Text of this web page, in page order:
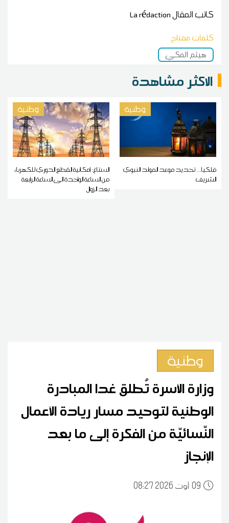
كاتب المقالLa rédaction
كلمات مفتاح
هيثم المكي
الاكثر مشاهدة
وطنية
فلكيا... تحديد موعد المولد النبوي
الشريف
وطنية
الستاغ: إمكانية القطع الدوري للكهرباء
من الساعة الواحدة الى الساعة الرابعة
بعد الزوال
وطنية
وزارة الأسرة تُطلق غدا المبادرة
الوطنية لتوحيد مسار ريادة الأعمال
النّسائيّة من الفكرة إلى ما بعد
الإنجاز
0908:27 2026 أوت